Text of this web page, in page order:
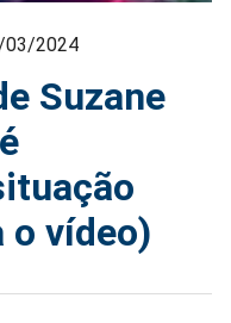
03/2024
Suzane
o vídeo)